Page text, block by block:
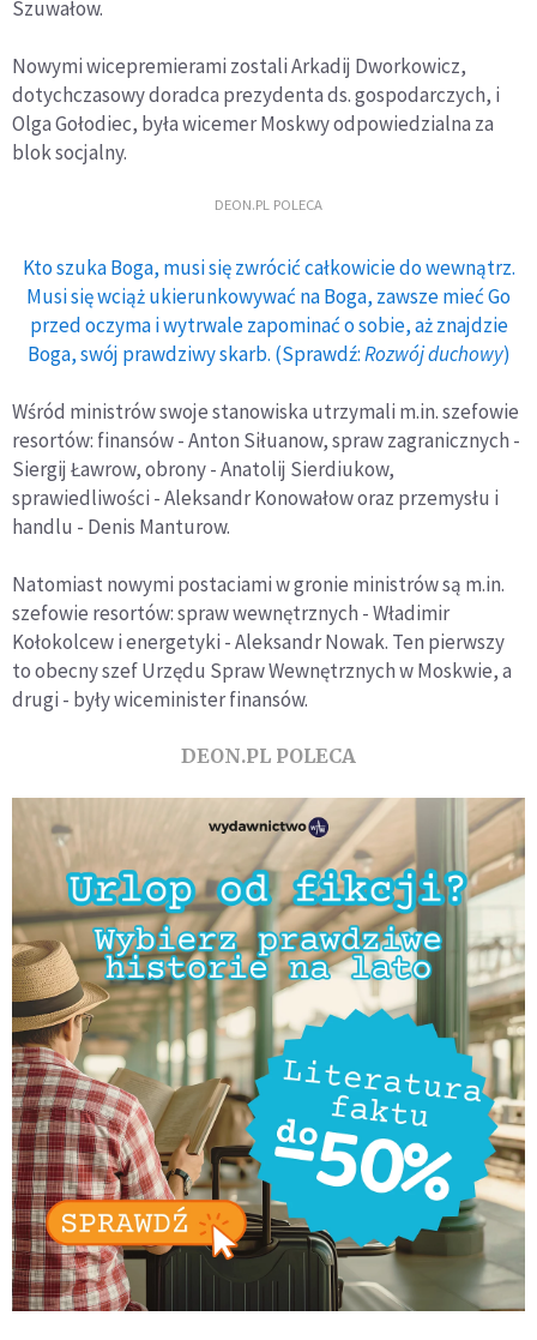
Szuwałow.
Nowymi wicepremierami zostali Arkadij Dworkowicz,
dotychczasowy doradca prezydenta ds. gospodarczych, i
Olga Gołodiec, była wicemer Moskwy odpowiedzialna za
blok socjalny.
DEON.PL POLECA
Kto szuka Boga, musi się zwrócić całkowicie do wewnątrz.
Musi się wciąż ukierunkowywać na Boga, zawsze mieć Go
przed oczyma i wytrwale zapominać o sobie, aż znajdzie
Boga, swój prawdziwy skarb. (Sprawdź:Rozwój duchowy)
Wśród ministrów swoje stanowiska utrzymali m.in. szefowie
resortów: finansów - Anton Siłuanow, spraw zagranicznych -
Siergij Ławrow, obrony - Anatolij Sierdiukow,
sprawiedliwości - Aleksandr Konowałow oraz przemysłu i
handlu - Denis Manturow.
Natomiast nowymi postaciami w gronie ministrów są m.in.
szefowie resortów: spraw wewnętrznych - Władimir
Kołokolcew i energetyki - Aleksandr Nowak. Ten pierwszy
to obecny szef Urzędu Spraw Wewnętrznych w Moskwie, a
drugi - były wiceminister finansów.
DEON.PL POLECA